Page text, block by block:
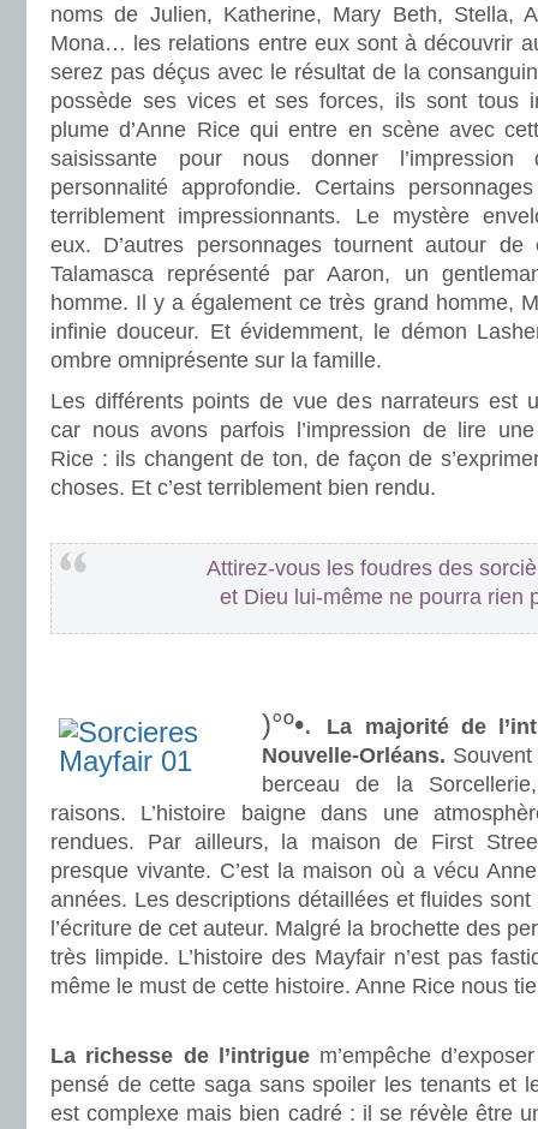
noms de Julien, Katherine, Mary Beth, Stella,
Mona… les relations entre eux sont à découvrir
serez pas déçus avec le résultat de la
possède ses vices et ses forces, ils sont tous
plume d’Anne Rice qui entre en scène avec
saisissante pour nous donner
personnalité approfondie. Certains
terriblement impressionnants. Le mystère
eux. D’autres personnages tournent autour
Talamasca représenté par Aaron, un
homme. Il y a également ce très grand homme,
infinie douceur. Et évidemment, le démon
ombre omniprésente sur la famille.
Les différents points de vue des narrateurs est
car nous avons parfois l’impression de lire
Rice : ils changent de ton, de façon de
choses. Et c’est terriblement bien rendu.
Attirez-vous les foudres des
et Dieu lui-même ne pourra rien
)°º•.
La majorité de
Nouvelle-Orléans.
berceau de la
raisons. L’histoire baigne dans une
rendues. Par ailleurs, la maison de First
presque vivante. C’est la maison où a vécu
années. Les descriptions détaillées et fluides
l’écriture de cet auteur. Malgré la brochette des
très limpide. L’histoire des Mayfair n’est pas
même le must de cette histoire. Anne Rice nous
La richesse de l’intriguem’empêche
pensé de cette saga sans spoiler les tenants et
est complexe mais bien cadré : il se révèle être